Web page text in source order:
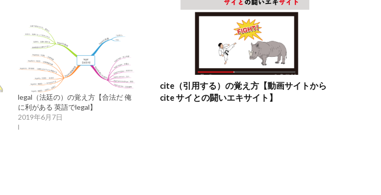
legal（法廷の）の覚え方【合法だ 俺
に利がある 英語でlegal】
2019年6月7日
l
cite（引用する）の覚え方【動画サイトから
cite サイとの闘いエキサイト】